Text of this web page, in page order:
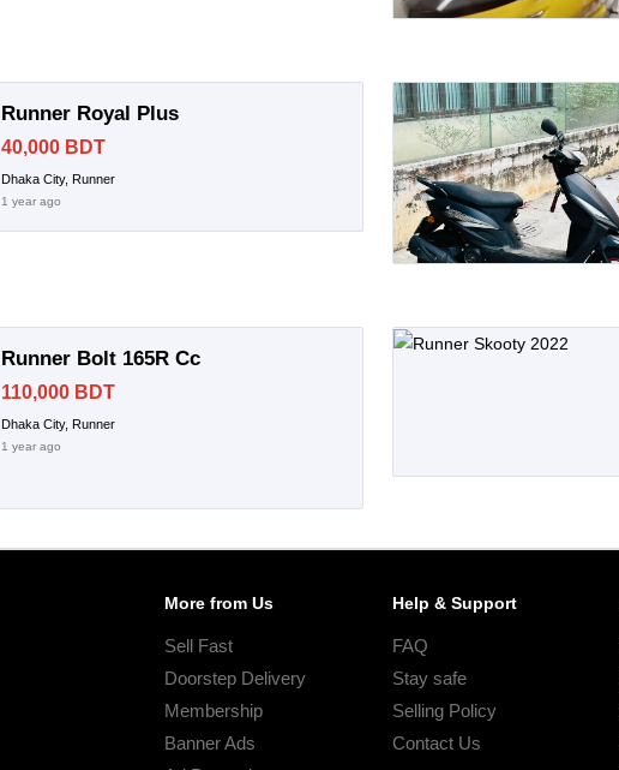
Runner Royal Plus
40,000 BDT
Dhaka City, Runner
1 year ago
Runner Bolt 165R Cc
110,000 BDT
Dhaka City, Runner
1 year ago
More from Us
Sell Fast
Doorstep Delivery
Membership
Banner Ads
Help & Support
FAQ
Stay safe
Selling Policy
Contact Us